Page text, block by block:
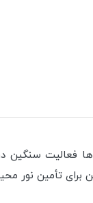
فعالیت سنگین
برای تأمین نور